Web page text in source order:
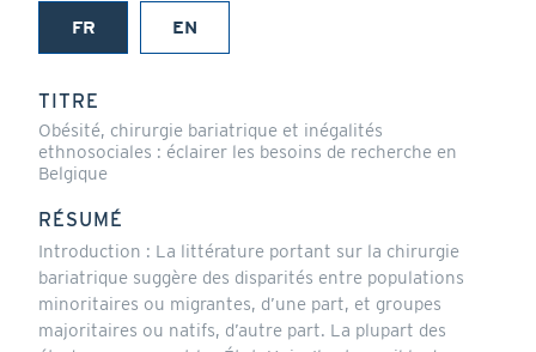
FR
(onglet
EN
TITRE
Obésité, chirurgie bariatrique et inégalités
ethnosociales : éclairer les besoins de recherche en
Belgique
RÉSUMÉ
Introduction : La littérature portant sur la chirurgie
bariatrique suggère des disparités entre populations
minoritaires ou migrantes, d’une part, et groupes
majoritaires ou natifs, d’autre part. La plupart des